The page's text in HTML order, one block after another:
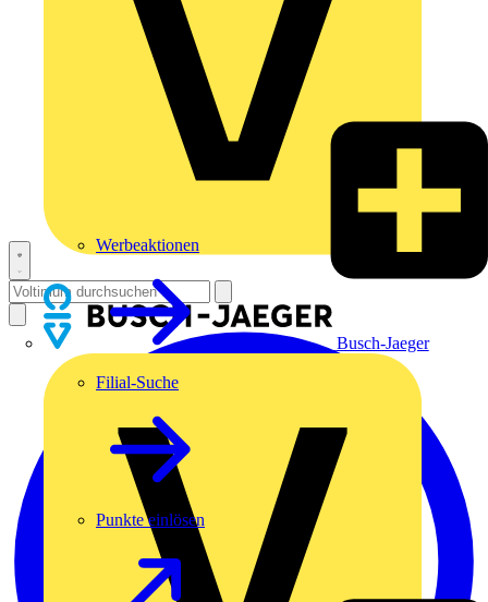
Busch-Jaeger
Werbeaktionen
Filial-Suche
Punkte einlösen